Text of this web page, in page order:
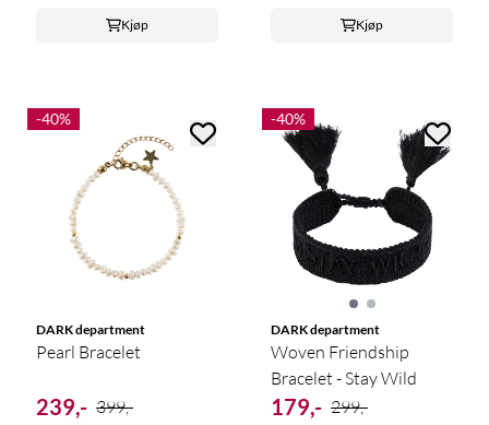
Kjøp Kjøp
-40%
DARK department
Pearl Bracelet
239,- 399,-
-40%
DARK department
Woven Friendship
Bracelet - Stay Wild
179,- 299,-